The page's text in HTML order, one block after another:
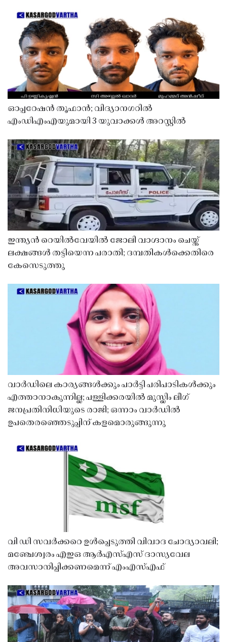
ഓപ്പറേഷൻ തൂഫാൻ; വിദ്യാനഗറിൽ
എംഡിഎംഎയുമായി 3 യുവാക്കൾ അറസ്റ്റിൽ
ഇന്ത്യൻ റെയിൽവേയിൽ ജോലി വാഗ്ദാനം ചെയ്ത്
ലക്ഷങ്ങൾ തട്ടിയെന്ന പരാതി; ദമ്പതികൾക്കെതിരെ
കേസെടുത്തു
വാർഡിലെ കാര്യങ്ങൾക്കും പാർട്ടി പരിപാടികൾക്കും
എത്താനാകുന്നില്ല; പള്ളിക്കരയിൽ മുസ്ലിം ലീഗ്
ജനപ്രതിനിധിയുടെ രാജി; ഒന്നാം വാർഡിൽ
ഉപതെരഞ്ഞെടുപ്പിന് കളമൊരുങ്ങുന്നു
വി ഡി സവർക്കറെ ഉൾപ്പെടുത്തി വിവാദ ചോദ്യാവലി;
മഞ്ചേശ്വരം എഇഒ ആർഎസ്എസ് ദാസ്യവേല
അവസാനിപ്പിക്കണമെന്ന് എംഎസ്എഫ്